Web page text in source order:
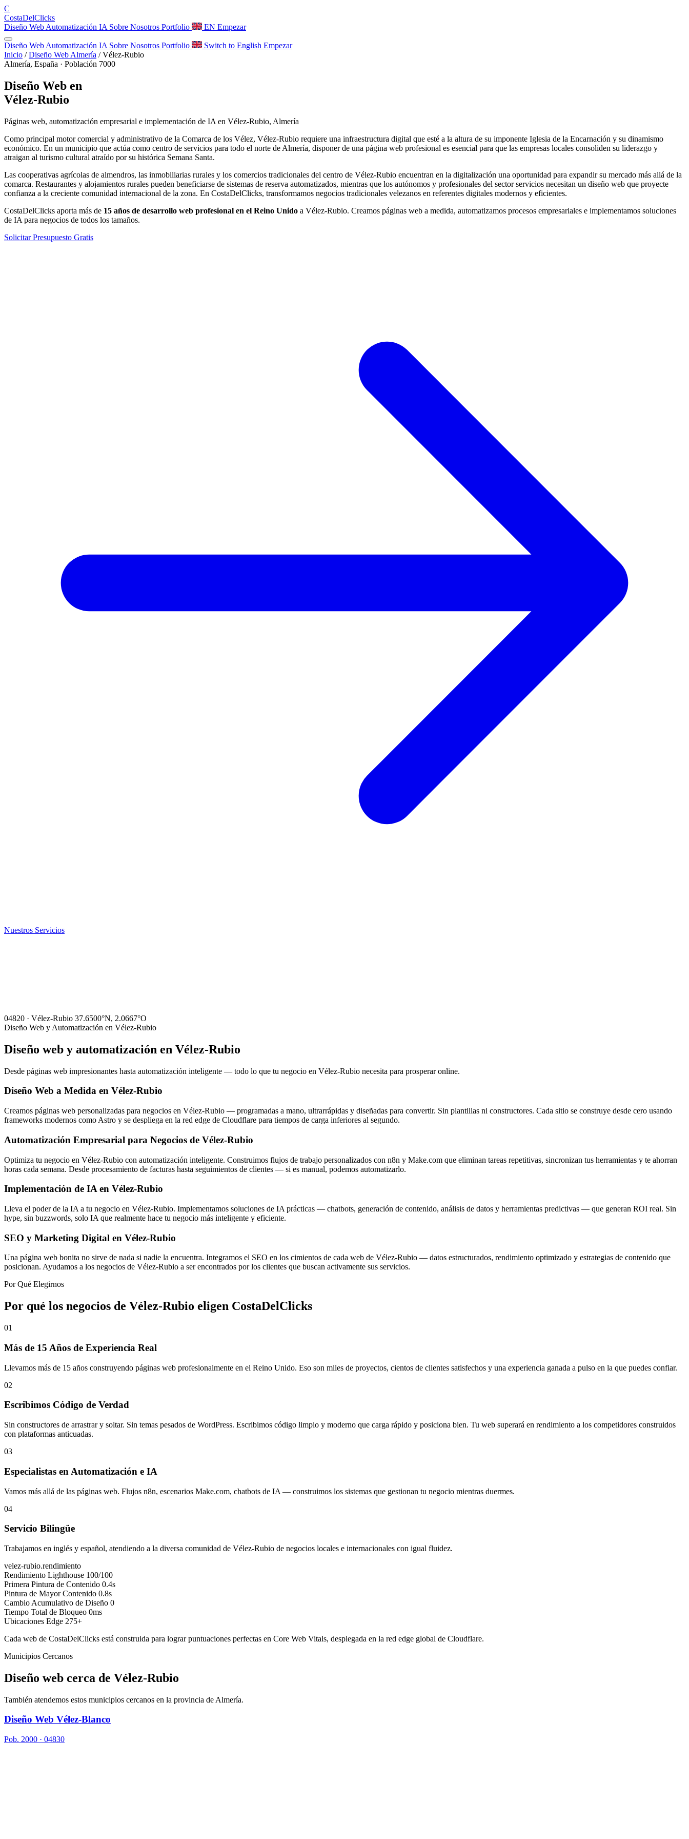
C
CostaDelClicks
Diseño Web Automatización IA Sobre Nosotros Portfolio EN Empezar
Diseño Web Automatización IA Sobre Nosotros Portfolio Switch to English Empezar
Inicio / Diseño Web Almería / Vélez-Rubio
Almería, España · Población 7000
Diseño Web en
Vélez-Rubio
Páginas web, automatización empresarial e implementación de IA en Vélez-Rubio, Almería
Como principal motor comercial y administrativo de la Comarca de los Vélez, Vélez-Rubio requiere una infraestructura digital que esté a la altura de su imponente Iglesia de la Encarnación y su dinamismo
económico. En un municipio que actúa como centro de servicios para todo el norte de Almería, disponer de una página web profesional es esencial para que las empresas locales consoliden su liderazgo y
atraigan al turismo cultural atraído por su histórica Semana Santa.
Las cooperativas agrícolas de almendros, las inmobiliarias rurales y los comercios tradicionales del centro de Vélez-Rubio encuentran en la digitalización una oportunidad para expandir su mercado más allá de la
comarca. Restaurantes y alojamientos rurales pueden beneficiarse de sistemas de reserva automatizados, mientras que los autónomos y profesionales del sector servicios necesitan un diseño web que proyecte
confianza a la creciente comunidad internacional de la zona. En CostaDelClicks, transformamos negocios tradicionales velezanos en referentes digitales modernos y eficientes.
CostaDelClicks aporta más de 15 años de desarrollo web profesional en el Reino Unido a Vélez-Rubio. Creamos páginas web a medida, automatizamos procesos empresariales e implementamos soluciones
de IA para negocios de todos los tamaños.
Solicitar Presupuesto Gratis
Nuestros Servicios
04820 · Vélez-Rubio 37.6500°N, 2.0667°O
Diseño Web y Automatización en Vélez-Rubio
Diseño web y automatización en Vélez-Rubio
Desde páginas web impresionantes hasta automatización inteligente — todo lo que tu negocio en Vélez-Rubio necesita para prosperar online.
Diseño Web a Medida en Vélez-Rubio
Creamos páginas web personalizadas para negocios en Vélez-Rubio — programadas a mano, ultrarrápidas y diseñadas para convertir. Sin plantillas ni constructores. Cada sitio se construye desde cero usando
frameworks modernos como Astro y se despliega en la red edge de Cloudflare para tiempos de carga inferiores al segundo.
Automatización Empresarial para Negocios de Vélez-Rubio
Optimiza tu negocio en Vélez-Rubio con automatización inteligente. Construimos flujos de trabajo personalizados con n8n y Make.com que eliminan tareas repetitivas, sincronizan tus herramientas y te ahorran
horas cada semana. Desde procesamiento de facturas hasta seguimientos de clientes — si es manual, podemos automatizarlo.
Implementación de IA en Vélez-Rubio
Lleva el poder de la IA a tu negocio en Vélez-Rubio. Implementamos soluciones de IA prácticas — chatbots, generación de contenido, análisis de datos y herramientas predictivas — que generan ROI real. Sin
hype, sin buzzwords, solo IA que realmente hace tu negocio más inteligente y eficiente.
SEO y Marketing Digital en Vélez-Rubio
Una página web bonita no sirve de nada si nadie la encuentra. Integramos el SEO en los cimientos de cada web de Vélez-Rubio — datos estructurados, rendimiento optimizado y estrategias de contenido que
posicionan. Ayudamos a los negocios de Vélez-Rubio a ser encontrados por los clientes que buscan activamente sus servicios.
Por Qué Elegirnos
Por qué los negocios de Vélez-Rubio eligen CostaDelClicks
01
Más de 15 Años de Experiencia Real
Llevamos más de 15 años construyendo páginas web profesionalmente en el Reino Unido. Eso son miles de proyectos, cientos de clientes satisfechos y una experiencia ganada a pulso en la que puedes confiar.
02
Escribimos Código de Verdad
Sin constructores de arrastrar y soltar. Sin temas pesados de WordPress. Escribimos código limpio y moderno que carga rápido y posiciona bien. Tu web superará en rendimiento a los competidores construidos
con plataformas anticuadas.
03
Especialistas en Automatización e IA
Vamos más allá de las páginas web. Flujos n8n, escenarios Make.com, chatbots de IA — construimos los sistemas que gestionan tu negocio mientras duermes.
04
Servicio Bilingüe
Trabajamos en inglés y español, atendiendo a la diversa comunidad de Vélez-Rubio de negocios locales e internacionales con igual fluidez.
velez-rubio.rendimiento
Rendimiento Lighthouse 100/100
Primera Pintura de Contenido 0.4s
Pintura de Mayor Contenido 0.8s
Cambio Acumulativo de Diseño 0
Tiempo Total de Bloqueo 0ms
Ubicaciones Edge 275+
Cada web de CostaDelClicks está construida para lograr puntuaciones perfectas en Core Web Vitals, desplegada en la red edge global de Cloudflare.
Municipios Cercanos
Diseño web cerca de Vélez-Rubio
También atendemos estos municipios cercanos en la provincia de Almería.
Diseño Web Vélez-Blanco
Pob. 2000 · 04830